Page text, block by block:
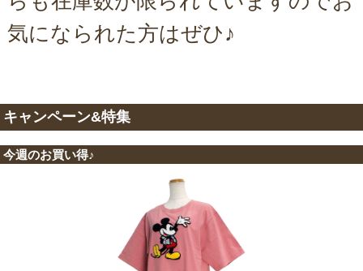
気になられた方はぜひ♪
キャンペーン&特集
今週のお買い得♪